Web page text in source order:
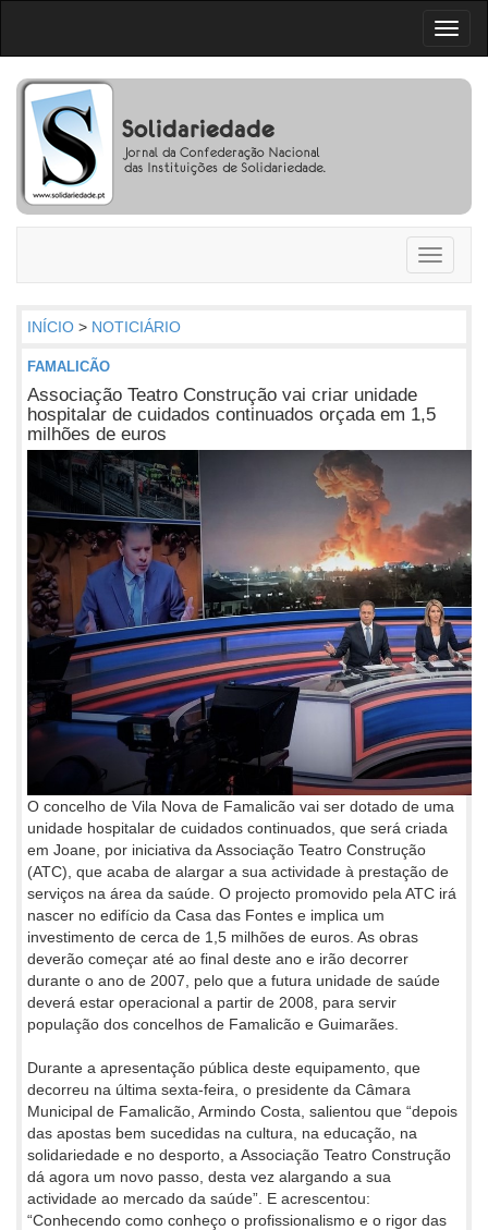
Toggle
INÍCIO > NOTICIÁRIO
FAMALICÃO
Associação Teatro Construção vai criar unidade
hospitalar de cuidados continuados orçada em 1,5
milhões de euros
O concelho de Vila Nova de Famalicão vai ser dotado de uma
unidade hospitalar de cuidados continuados, que será criada
em Joane, por iniciativa da Associação Teatro Construção
(ATC), que acaba de alargar a sua actividade à prestação de
serviços na área da saúde. O projecto promovido pela ATC irá
nascer no edifício da Casa das Fontes e implica um
investimento de cerca de 1,5 milhões de euros. As obras
deverão começar até ao final deste ano e irão decorrer
durante o ano de 2007, pelo que a futura unidade de saúde
deverá estar operacional a partir de 2008, para servir
população dos concelhos de Famalicão e Guimarães.
Durante a apresentação pública deste equipamento, que
decorreu na última sexta-feira, o presidente da Câmara
Municipal de Famalicão, Armindo Costa, salientou que “depois
das apostas bem sucedidas na cultura, na educação, na
solidariedade e no desporto, a Associação Teatro Construção
dá agora um novo passo, desta vez alargando a sua
actividade ao mercado da saúde”. E acrescentou:
“Conhecendo como conheço o profissionalismo e o rigor das